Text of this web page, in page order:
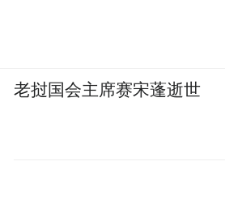
老挝国会主席赛宋蓬逝世